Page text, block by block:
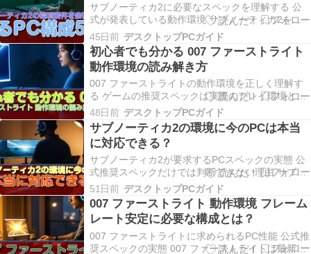
サブノーティカ2に必要なスペックを理解する 公
式が発表している動作環境 サブノーティカ2を快
適にプレイするには、まず公式の動作環境を把握
する必要があります。 最低動作環境ではGTX
1060相当のグラフィックボードとCore i5相当の
CPU、メモリ16GBが求められており、推奨…
45日前 デスクトップPCガイド
初心者でも分かる 007 ファーストライト
動作環境の読み解き方
007 ファーストライトの動作環境を正しく理解す
る ゲームの推奨スペックは実際のプレイ環境とは
異なる 007 ファーストライトの公式動作環境を見
て「これだけ用意すればいいんだ」と安心してし
まう方もいるのではないでしょうか。 実は公式が
提示する推奨スペックよりも、実際に快適にプレ
イ…
48日前 デスクトップPCガイド
サブノーティカ2の環境に今のPCは本当
に対応できる？
サブノーティカ2が要求するPCスペックの実態 公
式推奨スペックだけでは判断できない理由 サブノ
ーティカ2は水中探索という特殊な環境を描画する
ため、一般的なゲームとは異なる負荷がかかるこ
とが分かっています。 公式が発表している推奨ス
ペックは、あくまで「動作する」レベルであり、
快適に…
51日前 デスクトップPCガイド
007 ファーストライト 動作環境 フレーム
レート安定に必要な構成とは？
007 ファーストライトに求められるPC性能 公式推
奨スペックの実態 007 ファーストライトは最新の